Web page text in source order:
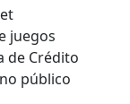
blanco o
juegos
de Crédito
público